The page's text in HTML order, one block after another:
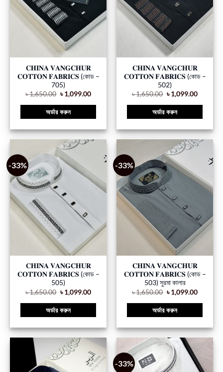
𝐂𝐇𝐈𝐍𝐀 𝐕𝐀𝐍𝐆𝐂𝐇𝐔𝐑
𝐂𝐎𝐓𝐓𝐎𝐍 𝐅𝐀𝐁𝐑𝐈𝐂𝐒 (কোড –
705)
৳1,650.00 ৳1,099.00
অর্ডার করুন
𝐂𝐇𝐈𝐍𝐀 𝐕𝐀𝐍𝐆𝐂𝐇𝐔𝐑
𝐂𝐎𝐓𝐓𝐎𝐍 𝐅𝐀𝐁𝐑𝐈𝐂𝐒 (কোড –
502)
৳1,650.00 ৳1,099.00
অর্ডার করুন
-33%
𝐂𝐇𝐈𝐍𝐀 𝐕𝐀𝐍𝐆𝐂𝐇𝐔𝐑
𝐂𝐎𝐓𝐓𝐎𝐍 𝐅𝐀𝐁𝐑𝐈𝐂𝐒 (কোড –
505)
৳1,650.00 ৳1,099.00
অর্ডার করুন
-33%
𝐂𝐇𝐈𝐍𝐀 𝐕𝐀𝐍𝐆𝐂𝐇𝐔𝐑
𝐂𝐎𝐓𝐓𝐎𝐍 𝐅𝐀𝐁𝐑𝐈𝐂𝐒 (কোড –
503) সুরমা কালার
৳1,650.00 ৳1,099.00
অর্ডার করুন
-33%